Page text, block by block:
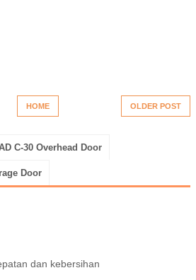
OLDER POST
HOME
C-30 Overhead Door
Door
dan kebersihan